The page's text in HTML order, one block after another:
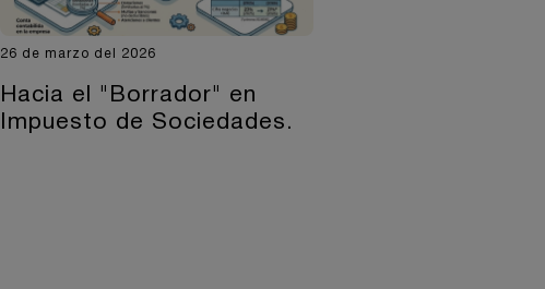
26 de marzo del 2026
Hacia el "Borrador" en
Impuesto de Sociedades.